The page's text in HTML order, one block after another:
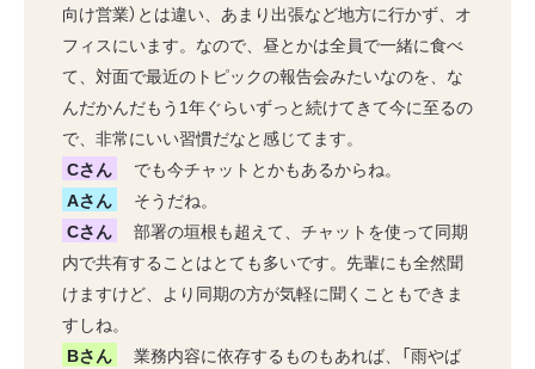
向け営業）とは違い、あまり出張など地方に行かず、オ
フィスにいます。なので、昼とかは全員で一緒に食べ
て、対面で最近のトピックの報告会みたいなのを、な
んだかんだもう1年ぐらいずっと続けてきて今に至るの
で、非常にいい習慣だなと感じてます。
Cさん
でも今チャットとかもあるからね。
Aさん
そうだね。
Cさん
部署の垣根も超えて、チャットを使って同期
内で共有することはとても多いです。先輩にも全然聞
けますけど、より同期の方が気軽に聞くこともできま
すしね。
Bさん
業務内容に依存するものもあれば、「雨やば